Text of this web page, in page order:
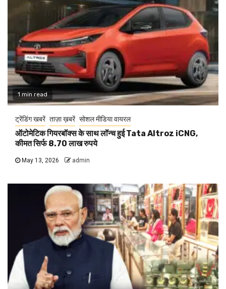
1 min read
ट्रेंडिंग खबरें ताज़ा ख़बरें सोशल मीडिया वायरल
ऑटोमेटिक गियरबॉक्स के साथ लॉन्च हुई Tata Altroz iCNG,
कीमत सिर्फ 8.70 लाख रुपये
May 13, 2026 admin